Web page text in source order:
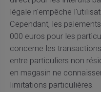
légale n'empêche
Cependant, les
000 euros pour les
concerne les
entre particuliers non
en magasin ne
limitations particulières.